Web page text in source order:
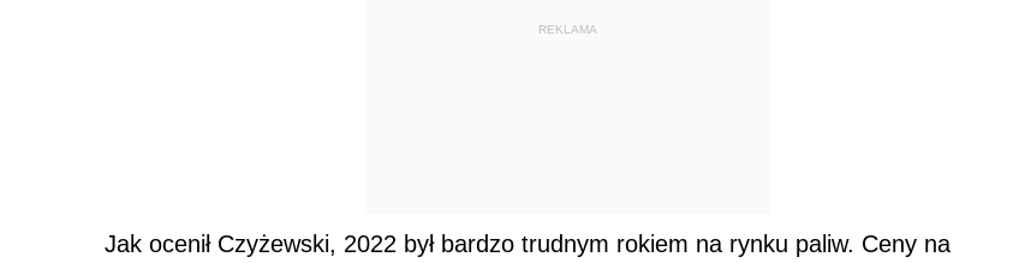
REKLAMA
Jak ocenił Czyżewski, 2022 był bardzo trudnym rokiem na rynku paliw. Ceny na